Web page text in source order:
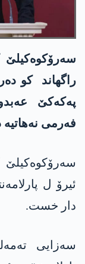
سەرۆکوەکیلێ
راگهاند کو
په‌كه‌كێ
فەرمی نەهاتیە
سەرۆکوەکیلێ
ئیرۆ ل
دار خست.
سەزایی